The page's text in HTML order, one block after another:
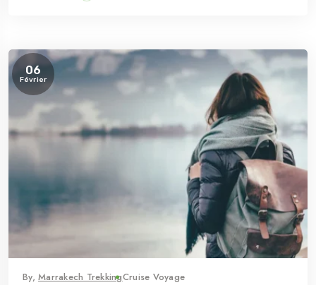
06
Février
By,Marrakech TrekkingCruise Voyage